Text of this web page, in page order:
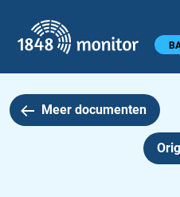
Hoofdmenu
Meer documenten